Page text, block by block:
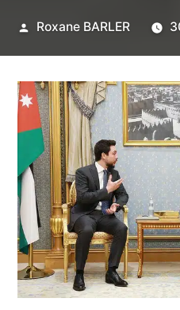
Publié
Roxane BARLER